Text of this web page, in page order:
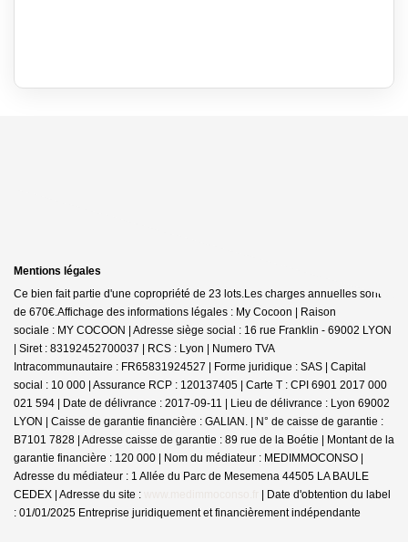
Mentions légales
Ce bien fait partie d'une copropriété de 23 lots.Les charges annuelles sont
de 670€. Affichage des informations légales : My Cocoon | Raison
sociale : MY COCOON | Adresse siège social : 16 rue Franklin - 69002 LYON
| Siret : 83192452700037 | RCS : Lyon | Numero TVA
Intracommunautaire : FR65831924527 | Forme juridique : SAS | Capital
social : 10 000 | Assurance RCP : 120137405 | Carte T : CPI 6901 2017 000
021 594 | Date de délivrance : 2017-09-11 | Lieu de délivrance : Lyon 69002
LYON | Caisse de garantie financière : GALIAN. | N° de caisse de garantie :
B7101 7828 | Adresse caisse de garantie : 89 rue de la Boétie | Montant de la
garantie financière : 120 000 | Nom du médiateur : MEDIMMOCONSO |
Adresse du médiateur : 1 Allée du Parc de Mesemena 44505 LA BAULE
CEDEX | Adresse du site :
| Date d'obtention du label
: 01/01/2025 Entreprise juridiquement et financièrement indépendante